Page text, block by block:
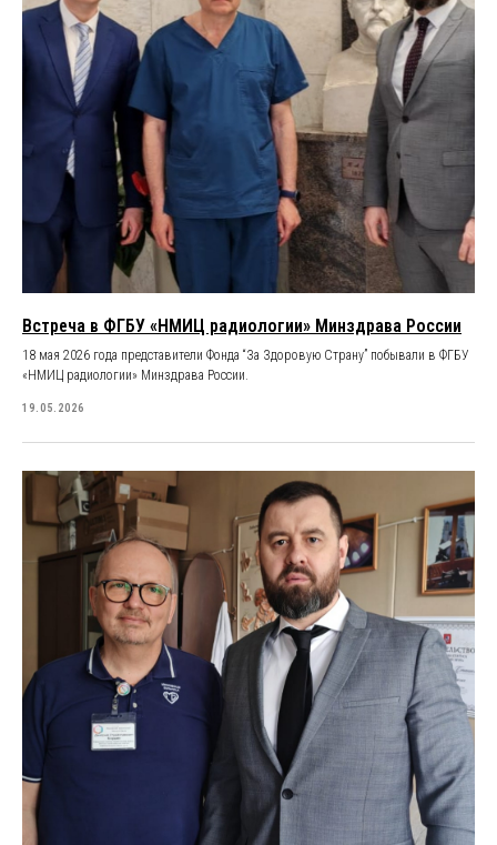
Встреча в ФГБУ «НМИЦ радиологии» Минздрава России
18 мая 2026 года представители Фонда “За Здоровую Страну” побывали в ФГБУ
«НМИЦ радиологии» Минздрава России.
19.05.2026